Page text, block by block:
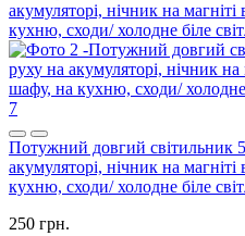
7
Потужний довгий світильник
акумуляторі, нічник на
кухню, сходи/ холодне біле
250 грн.